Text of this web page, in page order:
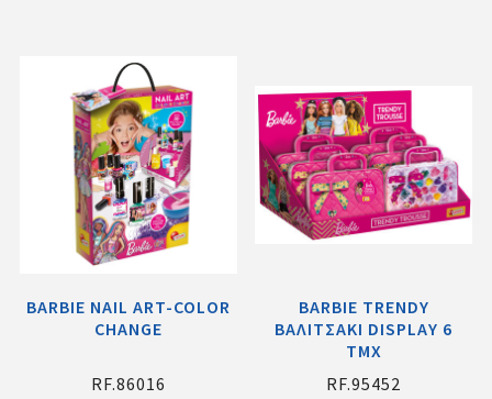
BARBIE NAIL ART-COLOR
CHANGE
RF.86016
BARBIE TRENDY
ΒΑΛΙΤΣΑΚΙ DISPLAY 6
TMX
RF.95452